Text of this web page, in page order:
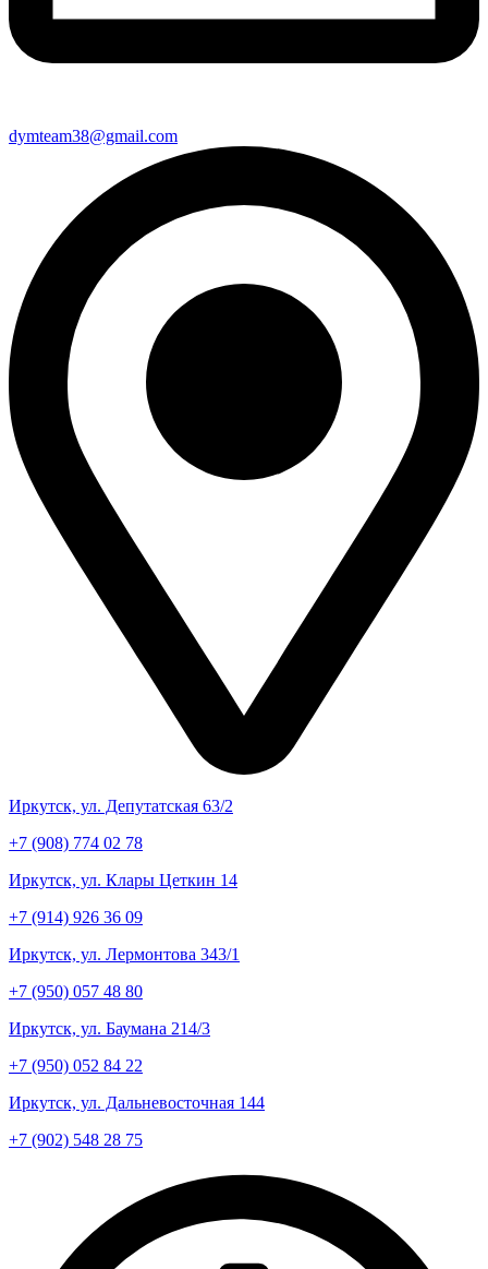
dymteam38@gmail.com
Иркутск, ул. Депутатская 63/2
+7 (908) 774 02 78
Иркутск, ул. Клары Цеткин 14
+7 (914) 926 36 09
Иркутск, ул. Лермонтова 343/1
+7 (950) 057 48 80
Иркутск, ул. Баумана 214/3
+7 (950) 052 84 22
Иркутск, ул. Дальневосточная 144
+7 (902) 548 28 75